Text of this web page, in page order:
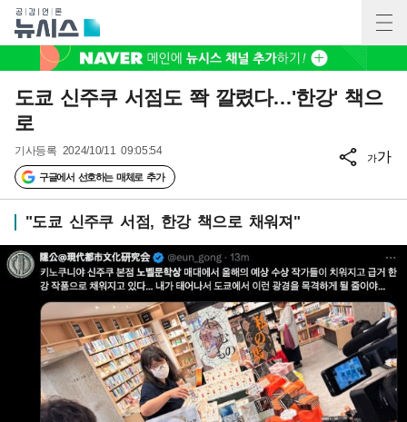
도쿄 신주쿠 서점도 쫙 깔렸다…'한강' 책으
로
기사등록 2024/10/11 09:05:54
구글에서 선호하는 매체로 추가
가가
"도쿄 신주쿠 서점, 한강 책으로 채워져"